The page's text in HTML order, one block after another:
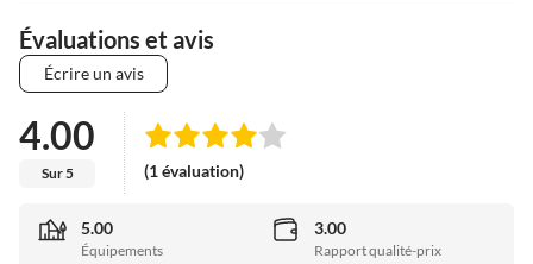
Évaluations et avis
Écrire un avis
4.00
Sur 5 (1 évaluation)
5.00
Équipements
3.00
Rapport qualité-prix